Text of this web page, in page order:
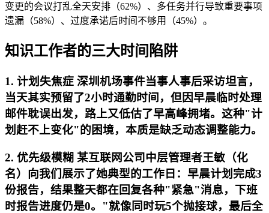
变更的会议打乱全天安排（62%）、多任务并行导致重要事项
遗漏（58%）、过度承诺后时间不够用（45%）。
知识工作者的三大时间陷阱
1. 计划失焦症 深圳机场事件当事人事后采访坦言，
当天其实预留了2小时通勤时间，但因早晨临时处理
邮件耽误出发，路上又低估了早高峰拥堵。这种"计
划赶不上变化"的困境，本质是缺乏动态调整能力。
2. 优先级模糊 某互联网公司中层管理者王敏（化
名）向我们展示了她典型的工作日：早晨计划完成3
份报告，结果整天都在回复各种"紧急"消息，下班
时报告进度仍是0。"就像同时玩5个抛接球，最后全